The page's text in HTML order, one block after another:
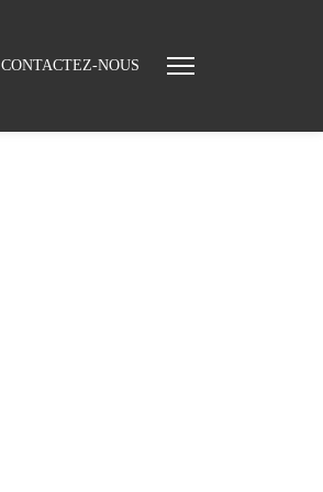
CONTACTEZ-NOUS